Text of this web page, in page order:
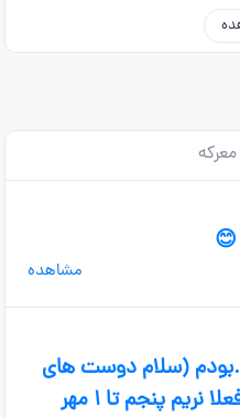
😊
مشاهده
(سلام دوست های
زیبایم 🐣) من نظرم اینه که فعلا نریم پنجم تا ۱ مهر